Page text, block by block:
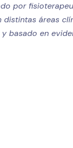
por
distintas áreas
basado en